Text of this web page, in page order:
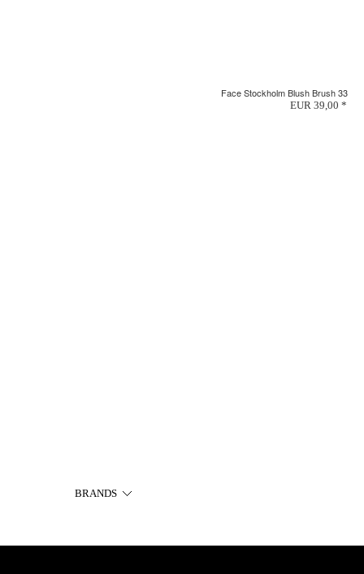
Face Stockholm Blush Brush 33
EUR 39,00 *
BRANDS